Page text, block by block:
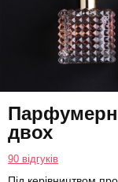
двох
90 відгуків